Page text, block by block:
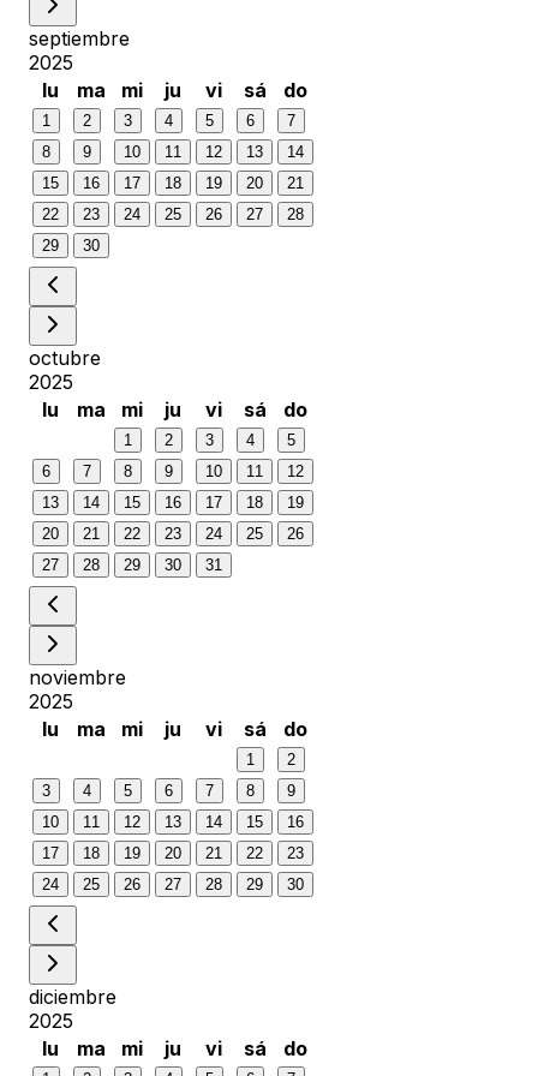
septiembre
2025
lu
ma mi ju vi sá do
1 2 3 4 5 6
7
8
9 10 11 12 13
14
15
16 17 18 19 20
21
22
23 24 25 26 27
28
29
30
octubre
2025
lu
ma mi ju vi sá do
1 2 3 4
5
6
7 8 9 10 11
12
13
14 15 16 17 18
19
20
21 22 23 24 25
26
27
28 29 30 31
noviembre
2025
lu
ma mi ju vi sá do
1
2
3
4 5 6 7 8
9
10
11 12 13 14 15
16
17
18 19 20 21 22
23
24
25 26 27 28 29 30
diciembre
2025
lu
ma mi ju vi sá do